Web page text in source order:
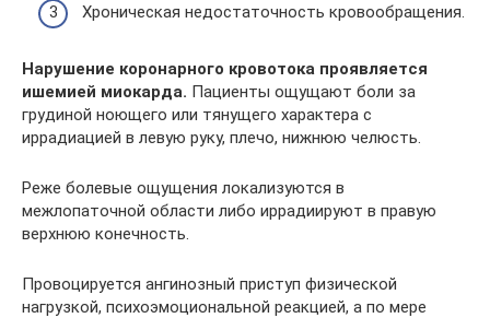
Хроническая недостаточность кровообращения.
Нарушение коронарного кровотока проявляется
ишемией миокарда. Пациенты ощущают боли за
грудиной ноющего или тянущего характера с
иррадиацией в левую руку, плечо, нижнюю челюсть.
Реже болевые ощущения локализуются в
межлопаточной области либо иррадиируют в правую
верхнюю конечность.
Провоцируется ангинозный приступ физической
нагрузкой, психоэмоциональной реакцией, а по мере